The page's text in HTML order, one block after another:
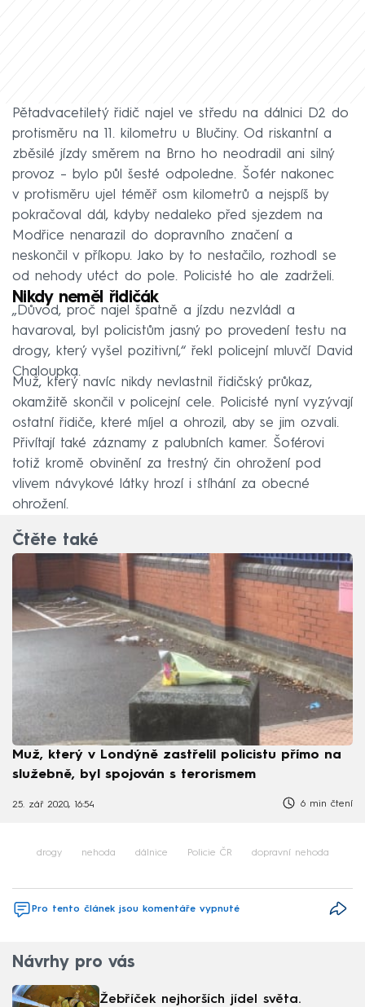
Pětadvacetiletý řidič najel ve středu na dálnici D2 do
protisměru na 11. kilometru u Blučiny. Od riskantní a
zběsilé jízdy směrem na Brno ho neodradil ani silný
provoz – bylo půl šesté odpoledne. Šofér nakonec
v protisměru ujel téměř osm kilometrů a nejspíš by
pokračoval dál, kdyby nedaleko před sjezdem na
Modřice nenarazil do dopravního značení a
neskončil v příkopu. Jako by to nestačilo, rozhodl se
od nehody utéct do pole. Policisté ho ale zadrželi.
Nikdy neměl řidičák
„Důvod, proč najel špatně a jízdu nezvládl a
havaroval, byl policistům jasný po provedení testu na
drogy, který vyšel pozitivní,“ řekl policejní mluvčí David
Chaloupka.
Muž, který navíc nikdy nevlastnil řidičský průkaz,
okamžitě skončil v policejní cele. Policisté nyní vyzývají
ostatní řidiče, které míjel a ohrozil, aby se jim ozvali.
Přivítají také záznamy z palubních kamer. Šoférovi
totiž kromě obvinění za trestný čin ohrožení pod
vlivem návykové látky hrozí i stíhání za obecné
ohrožení.
Čtěte také
Muž, který v Londýně zastřelil policistu přímo na
služebně, byl spojován s terorismem
25. zář 2020, 16:54 6 min čtení
drogy nehoda dálnice Policie ČR dopravní nehoda
Pro tento článek jsou komentáře vypnuté
Návrhy pro vás
Žebříček nejhorších jídel světa.